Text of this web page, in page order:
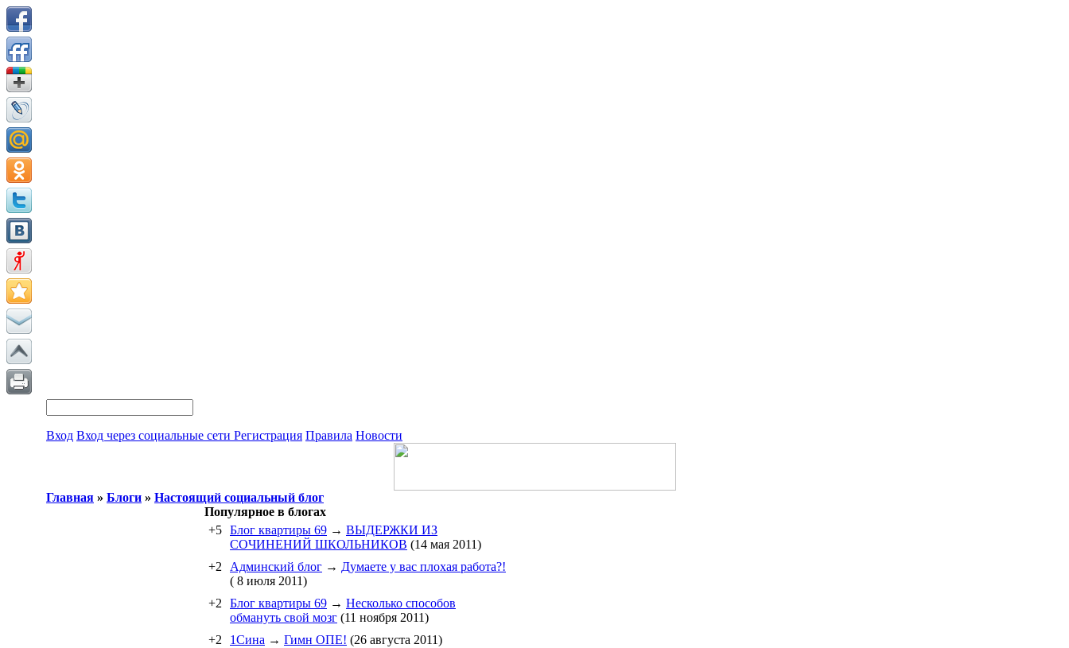
Вход Вход через социальные сети Регистрация Правила Новости
Главная » Блоги » Настоящий социальный блог
Популярное в блогах
+5 Блог квартиры 69 → ВЫДЕРЖКИ ИЗ
СОЧИНЕНИЙ ШКОЛЬНИКОВ (14 мая 2011)
+2
Админский блог → Думаете у вас плохая работа?!
( 8 июля 2011)
+2
Блог квартиры 69 → Несколько способов
обмануть свой мозг (11 ноября 2011)
+2
1Cина → Гимн ОПЕ! (26 августа 2011)